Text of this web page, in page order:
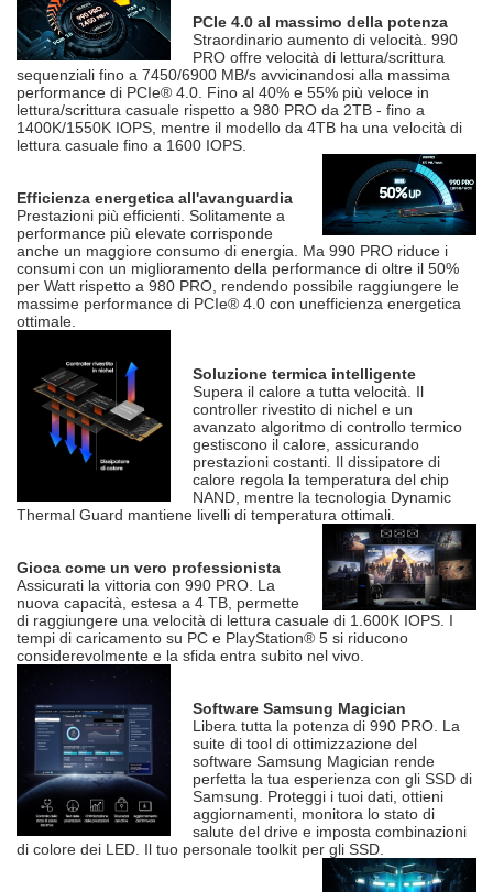
PCIe 4.0 al massimo della potenza
Straordinario aumento di velocità. 990
PRO offre velocità di lettura/scrittura
sequenziali fino a 7450/6900 MB/s avvicinandosi alla massima
performance di PCIe® 4.0. Fino al 40% e 55% più veloce in
lettura/scrittura casuale rispetto a 980 PRO da 2TB - fino a
1400K/1550K IOPS, mentre il modello da 4TB ha una velocità di
lettura casuale fino a 1600 IOPS.
Efficienza energetica all'avanguardia
Prestazioni più efficienti. Solitamente a
performance più elevate corrisponde
anche un maggiore consumo di energia. Ma 990 PRO riduce i
consumi con un miglioramento della performance di oltre il 50%
per Watt rispetto a 980 PRO, rendendo possibile raggiungere le
massime performance di PCIe® 4.0 con unefficienza energetica
ottimale.
Soluzione termica intelligente
Supera il calore a tutta velocità. Il
controller rivestito di nichel e un
avanzato algoritmo di controllo termico
gestiscono il calore, assicurando
prestazioni costanti. Il dissipatore di
calore regola la temperatura del chip
NAND, mentre la tecnologia Dynamic
Thermal Guard mantiene livelli di temperatura ottimali.
Gioca come un vero professionista
Assicurati la vittoria con 990 PRO. La
nuova capacità, estesa a 4 TB, permette
di raggiungere una velocità di lettura casuale di 1.600K IOPS. I
tempi di caricamento su PC e PlayStation® 5 si riducono
considerevolmente e la sfida entra subito nel vivo.
Software Samsung Magician
Libera tutta la potenza di 990 PRO. La
suite di tool di ottimizzazione del
software Samsung Magician rende
perfetta la tua esperienza con gli SSD di
Samsung. Proteggi i tuoi dati, ottieni
aggiornamenti, monitora lo stato di
salute del drive e imposta combinazioni
di colore dei LED. Il tuo personale toolkit per gli SSD.